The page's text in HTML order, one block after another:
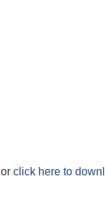
or click here to